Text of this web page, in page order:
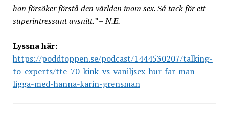
hon försöker förstå den världen inom sex. Så tack för ett
superintressant avsnitt.” – N.E.
Lyssna här:
https://poddtoppen.se/podcast/1444530207/talking-
to-experts/tte-70-kink-vs-vaniljsex-hur-far-man-
ligga-med-hanna-karin-grensman